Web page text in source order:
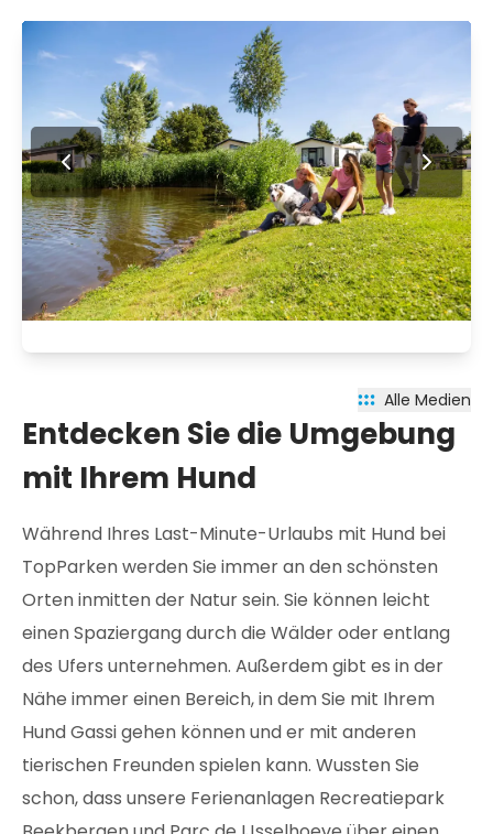
Alle Medien
Entdecken Sie die Umgebung
mit Ihrem Hund
Während Ihres Last-Minute-Urlaubs mit Hund bei
TopParken werden Sie immer an den schönsten
Orten inmitten der Natur sein. Sie können leicht
einen Spaziergang durch die Wälder oder entlang
des Ufers unternehmen. Außerdem gibt es in der
Nähe immer einen Bereich, in dem Sie mit Ihrem
Hund Gassi gehen können und er mit anderen
tierischen Freunden spielen kann. Wussten Sie
schon, dass unsere Ferienanlagen Recreatiepark